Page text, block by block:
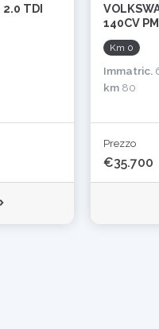
TDI
140CV
Km 0
Immatric.
km 80
Prezzo
€35.700